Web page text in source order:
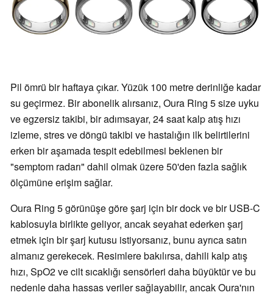
Pil ömrü bir haftaya çıkar. Yüzük 100 metre derinliğe kadar
su geçirmez. Bir abonelik alırsanız, Oura Ring 5 size uyku
ve egzersiz takibi, bir adımsayar, 24 saat kalp atış hızı
izleme, stres ve döngü takibi ve hastalığın ilk belirtilerini
erken bir aşamada tespit edebilmesi beklenen bir
"semptom radarı" dahil olmak üzere 50'den fazla sağlık
ölçümüne erişim sağlar.
Oura Ring 5 görünüşe göre şarj için bir dock ve bir USB-C
kablosuyla birlikte geliyor, ancak seyahat ederken şarj
etmek için bir şarj kutusu istiyorsanız, bunu ayrıca satın
almanız gerekecek. Resimlere bakılırsa, dahili kalp atış
hızı, SpO2 ve cilt sıcaklığı sensörleri daha büyüktür ve bu
nedenle daha hassas veriler sağlayabilir, ancak Oura'nın